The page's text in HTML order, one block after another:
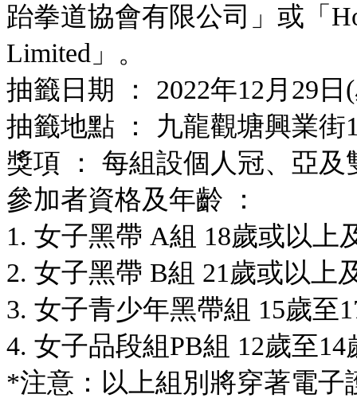
跆拳道協會有限公司」或 「
Limited」。
抽籤日期 ： 2022年12月29
抽籤地點 ： 九龍觀塘興業街
獎項 ： 每組設個人冠、亞及
參加者資格及年齡 ：
1. 女子黑帶 A組 18歲或以上
2. 女子黑帶 B組 21歲或以上
3. 女子青少年黑帶組 15歲至
4. 女子品段組PB組 12歲至
*注意：以上組別將穿著電子